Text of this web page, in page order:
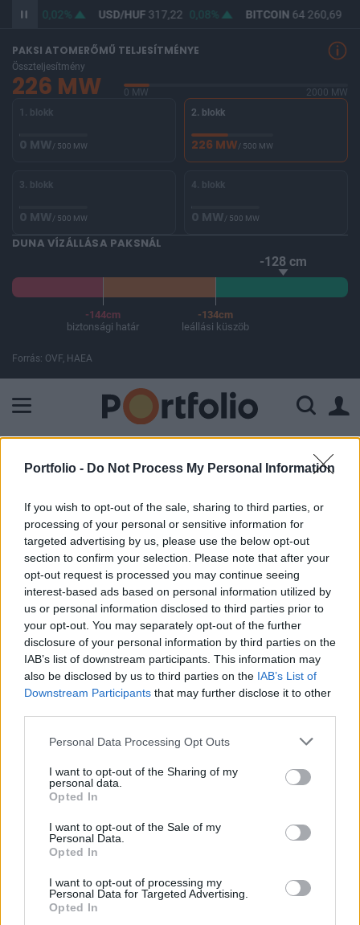
Portfolio - Do Not Process My Personal Information
If you wish to opt-out of the sale, sharing to third parties, or
processing of your personal or sensitive information for
targeted advertising by us, please use the below opt-out
section to confirm your selection. Please note that after your
opt-out request is processed you may continue seeing
interest-based ads based on personal information utilized by
us or personal information disclosed to third parties prior to
your opt-out. You may separately opt-out of the further
disclosure of your personal information by third parties on the
IAB’s list of downstream participants. This information may
also be disclosed by us to third parties on the IAB’s List of
Downstream Participants that may further disclose it to other
Personal Data Processing Opt Outs
I want to opt-out of the Sharing of my
personal data.
Opted In
I want to opt-out of the Sale of my
Personal Data.
Opted In
I want to opt-out of processing my
Personal Data for Targeted Advertising.
Opted In
0,02% USD/HUF317,22 0,08% BITCOIN64 260,69
PAKSI ATOMERŐMŰ TELJESÍTMÉNYE
Összteljesítmény
226 MW 0 MW
2000 MW
1. blokk
0 MW/ 500 MW
2. blokk
226 MW/ 500 MW
3. blokk
0 MW/ 500 MW
4. blokk
0 MW/ 500 MW
DUNA VÍZÁLLÁSA PAKSNÁL
-128 cm
-144cm
biztonsági határ
-134cm
leállási küszöb
Forrás: OVF, HAEA
ELŐFIZETŐI TARTALOM
Logisztikai raktárt fejleszt az
Európa Alap
Portfolio
2002. augusztus 26. 08:44
Újabb, ezúttal kisebb volumenű befektetésről döntött az
Európa Ingatlanalap, ezúttal a Gödöllő mellett található
Szadán, a helyi ipari parkban vásároltak egy 5000 m2-es
telket. A területen a CM Expressz szállítmányozó cég
számára épül egy 800 m2-es raktár, amely a későbbiekben
beruházás értéke 80 millió...
KEDVES OLVASÓNK!
A keresett cikk a portfolio.hu hírarchívumához
tartozik, melynek olvasása előfizetéses
Az előfizetés a következőket tartalmazza:
Portfolio.hu teljes cikkarchívum